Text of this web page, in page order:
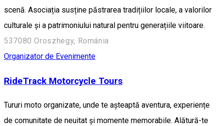
scenă. Asociația susține păstrarea tradițiilor locale, a valorilor
culturale și a patrimoniului natural pentru generațiile viitoare.
537080 Oroszhegy, Románia
Organizator de Evenimente
RideTrack Motorcycle Tours
Tururi moto organizate, unde te așteaptă aventura, experiențe
de comunitate de neuitat și momente memorabile. Alătură-te